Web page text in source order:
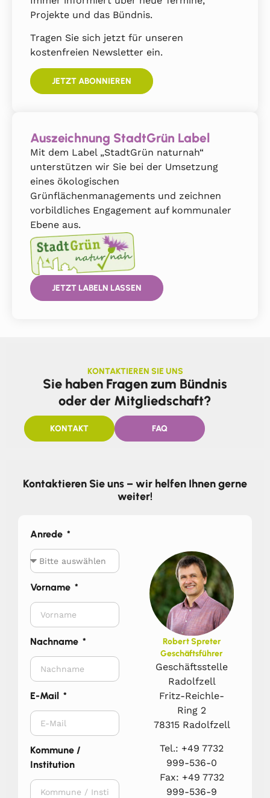
Projekte und das Bündnis.
Tragen Sie sich jetzt für unseren
kostenfreien Newsletter ein.
JETZT ABONNIEREN
Auszeichnung StadtGrün Label
Mit dem Label „StadtGrün naturnah“
unterstützen wir Sie bei der Umsetzung
eines ökologischen
Grünflächenmanagements und zeichnen
vorbildliches Engagement auf kommunaler
Ebene aus.
JETZT LABELN LASSEN
KONTAKTIEREN SIE UNS
Sie haben Fragen zum Bündnis
oder der Mitgliedschaft?
KONTAKT FAQ
Kontaktieren Sie uns – wir helfen Ihnen gerne
weiter!
Anrede
Vorname
Nachname
E-Mail
Kommune /
Institution
Robert Spreter
Geschäftsführer
Geschäftsstelle
Radolfzell
Fritz-Reichle-
Ring 2
78315 Radolfzell
Tel.: +49 7732
999-536-0
Fax: +49 7732
999-536-9